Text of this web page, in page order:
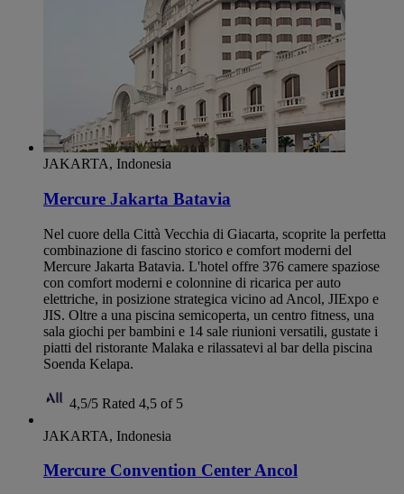
JAKARTA, Indonesia
Mercure Jakarta Batavia
Nel cuore della Città Vecchia di Giacarta, scoprite la perfetta
combinazione di fascino storico e comfort moderni del
Mercure Jakarta Batavia. L'hotel offre 376 camere spaziose
con comfort moderni e colonnine di ricarica per auto
elettriche, in posizione strategica vicino ad Ancol, JIExpo e
JIS. Oltre a una piscina semicoperta, un centro fitness, una
sala giochi per bambini e 14 sale riunioni versatili, gustate i
piatti del ristorante Malaka e rilassatevi al bar della piscina
Soenda Kelapa.
4,5/5 Rated 4,5 of 5
JAKARTA, Indonesia
Mercure Convention Center Ancol